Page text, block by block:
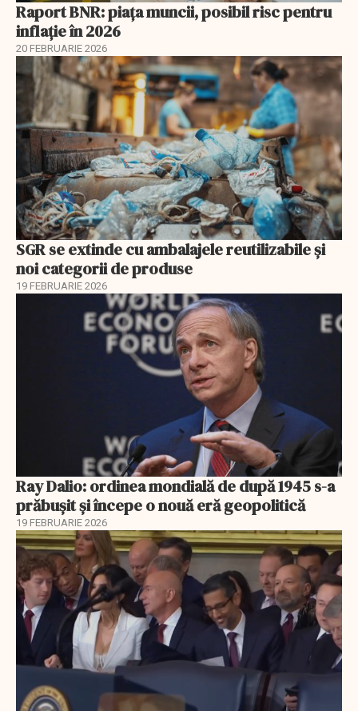
Raport BNR: piața muncii, posibil risc pentru
inflație în 2026
20 FEBRUARIE 2026
SGR se extinde cu ambalajele reutilizabile și
noi categorii de produse
19 FEBRUARIE 2026
Ray Dalio: ordinea mondială de după 1945 s-a
prăbușit și începe o nouă eră geopolitică
19 FEBRUARIE 2026